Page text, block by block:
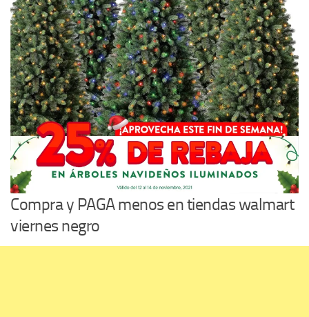
Compra y PAGA menos en tiendas walmart
viernes negro